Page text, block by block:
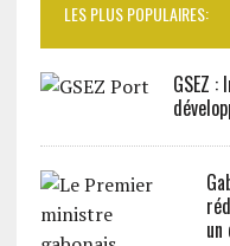
LES PLUS POPULAIRES:
GSEZ